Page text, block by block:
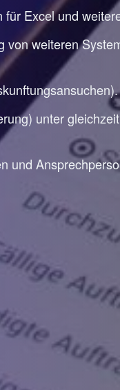
Excel und
weiteren
unter
und